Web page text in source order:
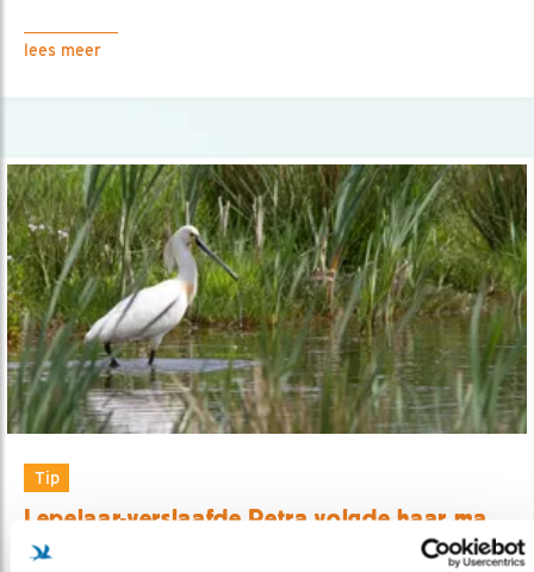
lees meer
Tip
Lepelaar-verslaafde Petra volgde haar ma..
09.04.21
Boek over het levensverhaal van lepelaar